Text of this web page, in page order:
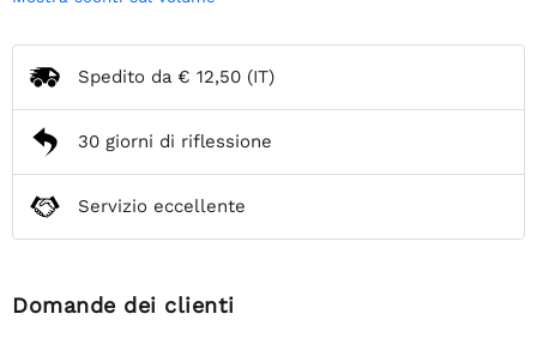
Spedito da € 12,50 (IT)
30 giorni di riflessione
Servizio eccellente
Domande dei clienti